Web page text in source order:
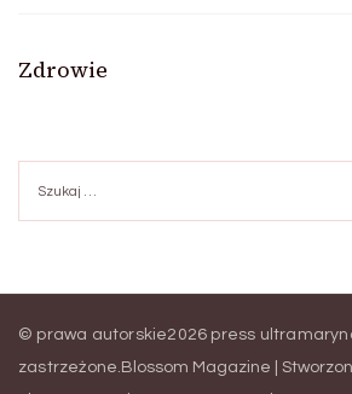
Zdrowie
© prawa autorskie2026 press
zastrzeżone. Blossom Magazine |